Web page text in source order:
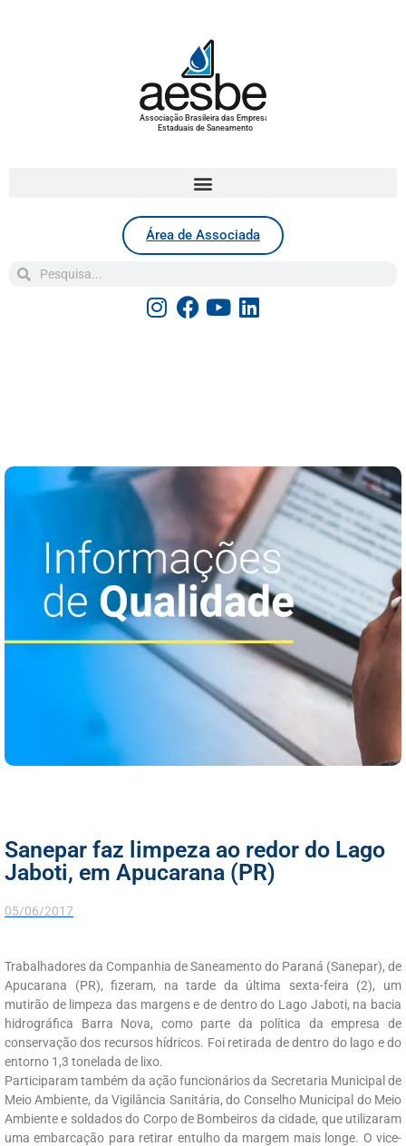
Associação Brasileira das Empresas
Estaduais de Saneamento
Área de Associada
Sanepar faz limpeza ao redor do Lago
Jaboti, em Apucarana (PR)
05/06/2017
Trabalhadores da Companhia de Saneamento do Paraná (Sanepar), de
Apucarana (PR), fizeram, na tarde da última sexta-feira (2), um
mutirão de limpeza das margens e de dentro do Lago Jaboti, na bacia
hidrográfica Barra Nova, como parte da política da empresa de
conservação dos recursos hídricos. Foi retirada de dentro do lago e do
entorno 1,3 tonelada de lixo.
Participaram também da ação funcionários da Secretaria Municipal de
Meio Ambiente, da Vigilância Sanitária, do Conselho Municipal do Meio
Ambiente e soldados do Corpo de Bombeiros da cidade, que utilizaram
uma embarcação para retirar entulho da margem mais longe. O vice-